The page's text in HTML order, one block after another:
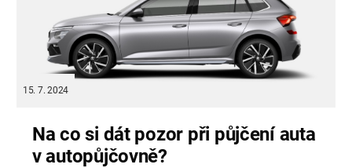
15. 7. 2024
Na co si dát pozor při půjčení auta
v autopůjčovně?